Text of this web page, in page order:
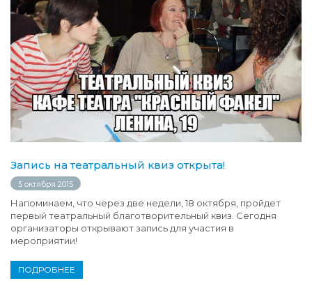
Запись на театральный квиз открыта!
5 октября 2015
Напоминаем, что через две недели, 18 октября, пройдет
первый театральный благотворительный квиз. Сегодня
организаторы открывают запись для участия в
мероприятии!
ПОДРОБНЕЕ